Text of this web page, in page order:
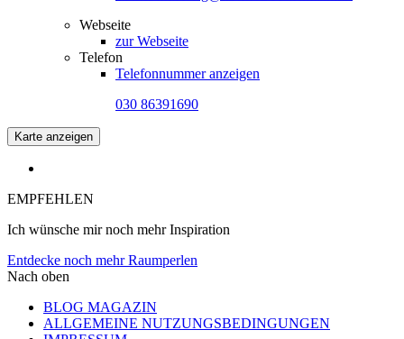
Webseite
zur Webseite
Telefon
Telefonnummer anzeigen
030 86391690
Karte anzeigen
EMPFEHLEN
Ich wünsche mir noch mehr Inspiration
Entdecke noch mehr Raumperlen
Nach oben
BLOG MAGAZIN
ALLGEMEINE NUTZUNGSBEDINGUNGEN